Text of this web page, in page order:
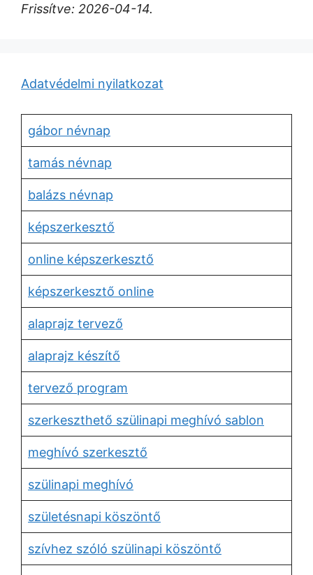
Frissítve: 2026-04-14.
Adatvédelmi nyilatkozat
gábor névnap
tamás névnap
balázs névnap
képszerkesztő
online képszerkesztő
képszerkesztő online
alaprajz tervező
alaprajz készítő
tervező program
szerkeszthető szülinapi meghívó sablon
meghívó szerkesztő
szülinapi meghívó
születésnapi köszöntő
szívhez szóló szülinapi köszöntő